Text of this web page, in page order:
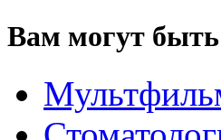
Вам могут быть